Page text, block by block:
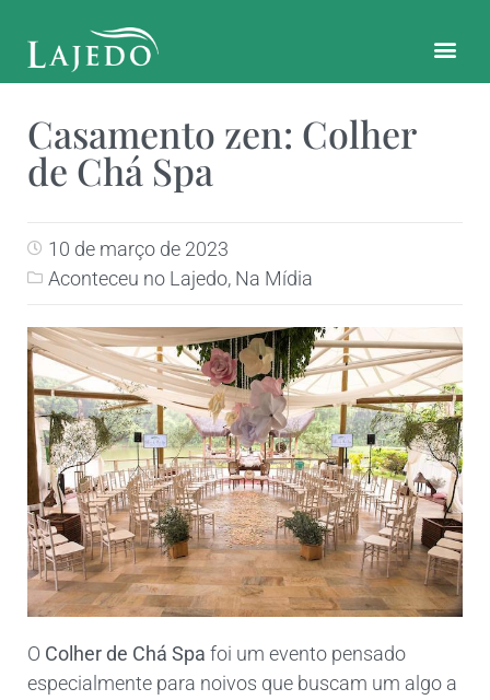
Casamento zen: Colher
de Chá Spa
10 de março de 2023
Aconteceu no Lajedo, Na Mídia
O Colher de Chá Spa foi um evento pensado
especialmente para noivos que buscam um algo a